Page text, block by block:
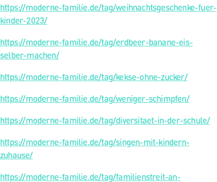
https://moderne-familie.de/tag/weihnachtsgeschenke-fuer-
kinder-2023/
https://moderne-familie.de/tag/erdbeer-banane-eis-
selber-machen/
https://moderne-familie.de/tag/kekse-ohne-zucker/
https://moderne-familie.de/tag/weniger-schimpfen/
https://moderne-familie.de/tag/diversitaet-in-der-schule/
https://moderne-familie.de/tag/singen-mit-kindern-
zuhause/
https://moderne-familie.de/tag/familienstreit-an-